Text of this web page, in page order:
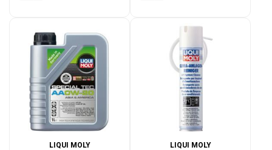
LIQUI MOLY
LIQUI MOLY